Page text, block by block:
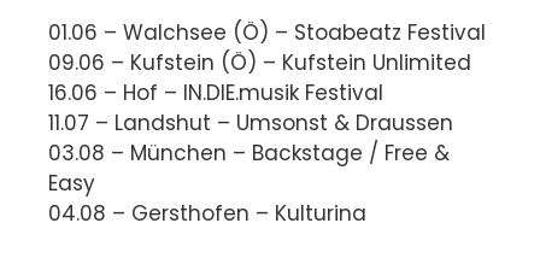
01.06 – Walchsee (Ö) – Stoabeatz Festival
09.06 – Kufstein (Ö) – Kufstein Unlimited
16.06 – Hof – IN.DIE.musik Festival
11.07 – Landshut – Umsonst & Draussen
03.08 – München – Backstage / Free &
Easy
04.08 – Gersthofen – Kulturina